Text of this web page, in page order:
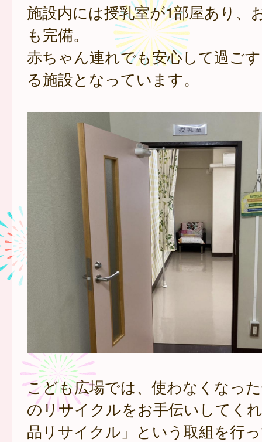
施設内には授乳室が1部屋あり、
も完備。
赤ちゃん連れでも安心して過ご
る施設となっています。
こども広場では、使わなくなっ
のリサイクルをお手伝いしてく
品リサイクル」という取組を行